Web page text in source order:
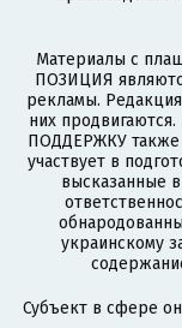
Материалы с
ПОЗИЦИЯ
рекламы.
них
ПОДДЕРЖКУ также
участвует в
высказанные
украинскому
Субъект в сфере